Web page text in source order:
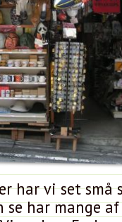
har vi set små
se har mange